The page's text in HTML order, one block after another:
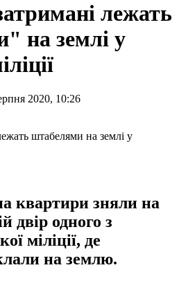
лежать
на землі у
2020, 10:26
квартири зняли на
двір одного з
міліції, де
на землю.